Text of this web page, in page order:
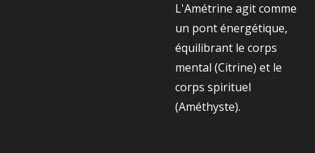
L'Amétrine agit comme
un pont énergétique,
équilibrant le corps
mental (Citrine) et le
corps spirituel
(Améthyste).